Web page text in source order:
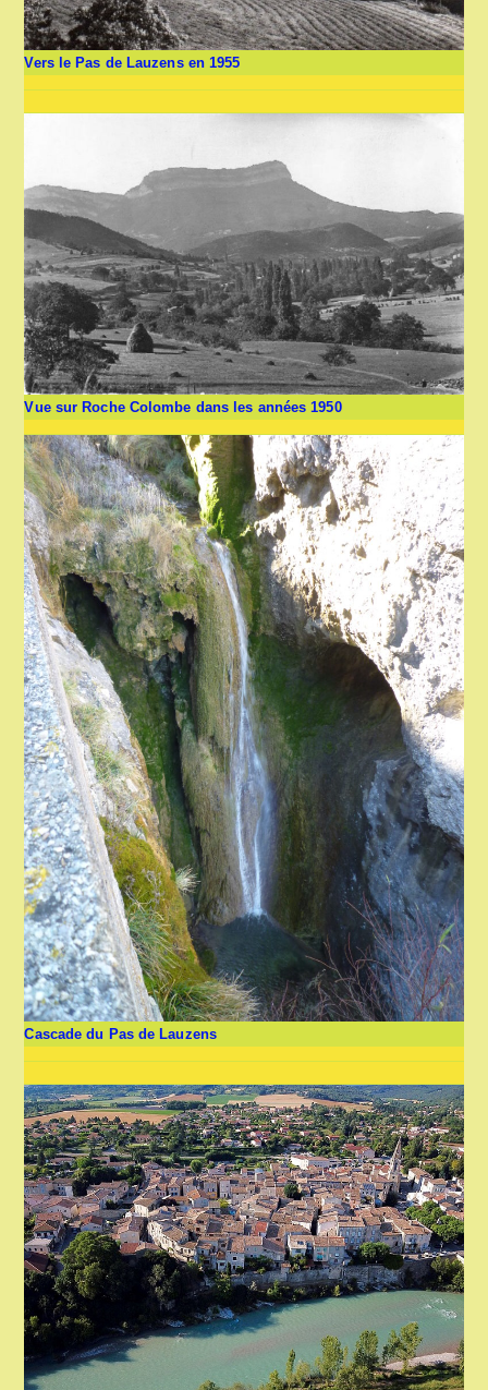
Vers le Pas de Lauzens en 1955
Vue sur Roche Colombe dans les années 1950
Cascade du Pas de Lauzens